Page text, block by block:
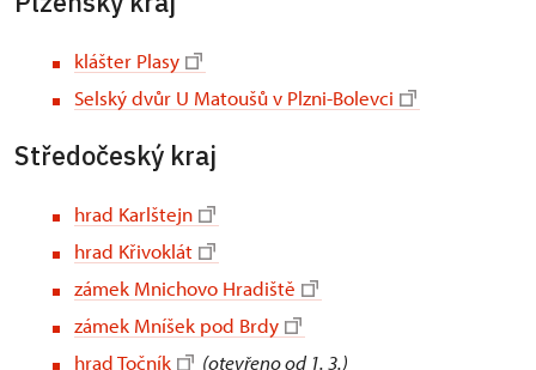
klášter Plasy
Selský dvůr U Matoušů v Plzni-Bolevci
Středočeský kraj
hrad Karlštejn
hrad Křivoklát
zámek Mnichovo Hradiště
zámek Mníšek pod Brdy
hrad Točník
(otevřeno od 1. 3.)